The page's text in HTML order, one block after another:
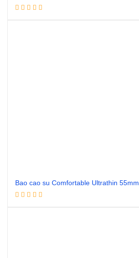
Bao cao su Comfortable Ultrathin 55mm